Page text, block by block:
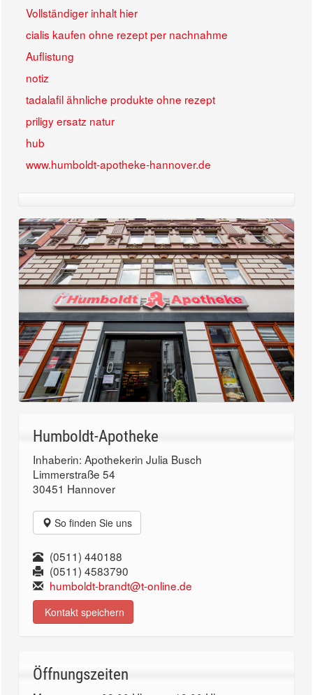
Vollständiger inhalt hier
cialis kaufen ohne rezept per nachnahme
Auflistung
notiz
tadalafil ähnliche produkte ohne rezept
priligy ersatz natur
hub
www.humboldt-apotheke-hannover.de
Humboldt-Apotheke
Inhaberin: Apothekerin Julia Busch
Limmerstraße 54
30451 Hannover
So finden Sie uns
(0511) 440188
(0511) 4583790
humboldt-brandt@t-online.de
Kontakt speichern
Öffnungszeiten